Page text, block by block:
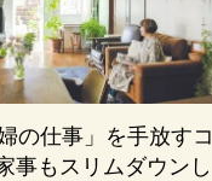
の仕事」を手放すコ
事もスリムダウンし